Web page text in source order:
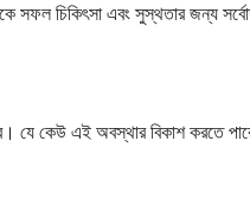
সফল চিকিৎসা এবং সুস্থতার জন্য
যে কেউ এই অবস্থার বিকাশ করতে